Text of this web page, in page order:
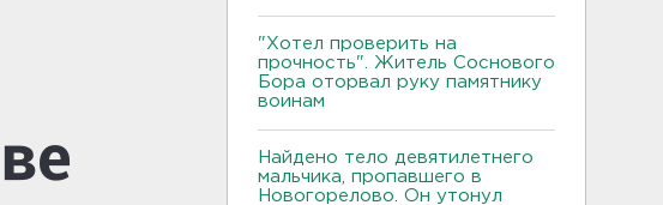
"Хотел проверить на
прочность". Житель Соснового
Бора оторвал руку памятнику
воинам
Найдено тело девятилетнего
мальчика, пропавшего в
Новогорелово. Он утонул